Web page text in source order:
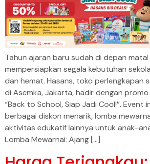
Tahun ajaran baru sudah di depan
mempersiapkan segala kebutuhan
dan hemat. Hasans, toko perlengkapan
di Asemka, Jakarta, hadir dengan
“Back to School, Siap Jadi Cool!”. Event
berbagai diskon menarik, lomba
aktivitas edukatif lainnya untuk anak-
Lomba Mewarnai: Ajang […]